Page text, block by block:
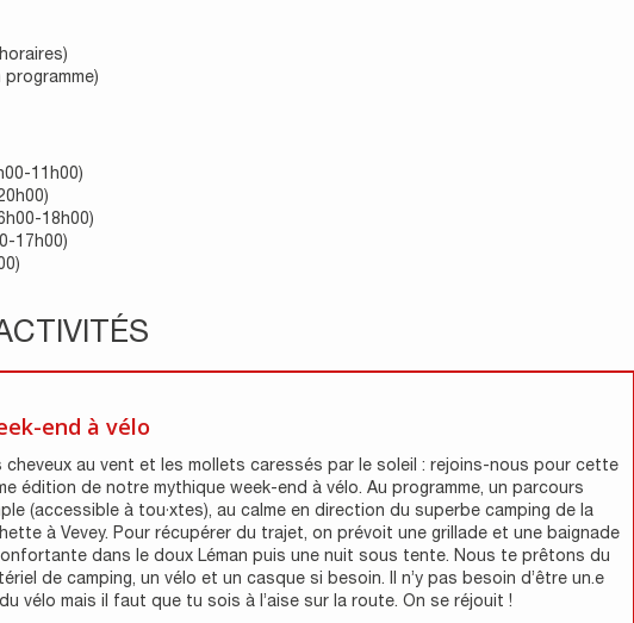
11h00)
18h00)
17h00)
end à vélo
cheveux au vent et les mollets caressés par le soleil : rejoins-nous pour cette
édition de notre mythique week-end à vélo. Au programme, un parcours
(accessible à tou·xtes), au calme en direction du superbe camping de la
à Vevey. Pour récupérer du trajet, on prévoit une grillade et une baignade
dans le doux Léman puis une nuit sous tente. Nous te prêtons du
de camping, un vélo et un casque si besoin. Il n’y pas besoin d’être un.e
vélo mais il faut que tu sois à l’aise sur la route. On se réjouit !